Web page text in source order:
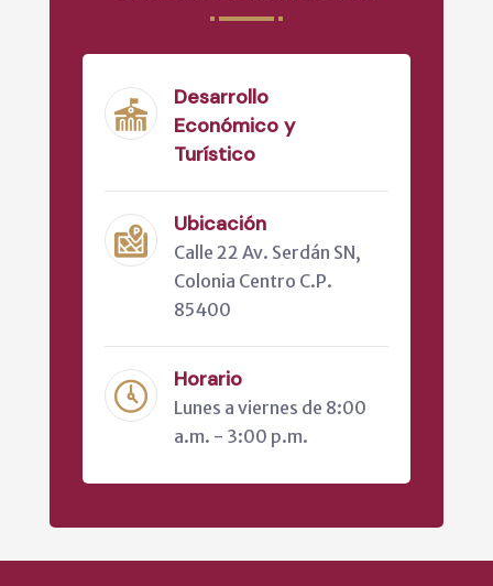
Desarrollo
Económico y
Turístico
Ubicación
Calle 22 Av. Serdán SN,
Colonia Centro C.P.
85400
Horario
Lunes a viernes de 8:00
a.m. - 3:00 p.m.